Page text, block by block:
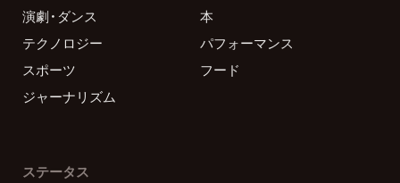
演劇・ダンス
本
テクノロジー
パフォーマンス
スポーツ
フード
ジャーナリズム
ステータス